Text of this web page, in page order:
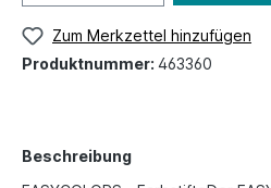
Zum Merkzettel hinzufügen
Produktnummer: 463360
Beschreibung